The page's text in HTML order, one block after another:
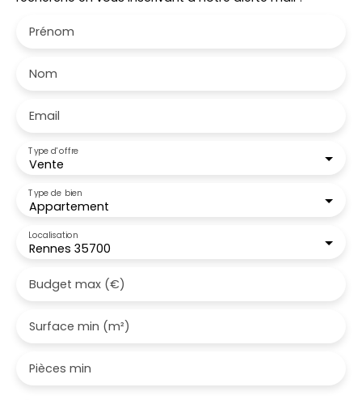
Prénom
Nom
Email
Vente
Type d'offre
Appartement
Type de bien
Rennes 35700
Localisation
Budget max (€)
Surface min (m²)
Pièces min